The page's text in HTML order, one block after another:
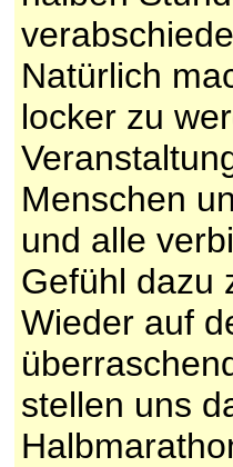
Natürlich
locker zu
Menschen
und alle
Gefühl dazu
Wieder auf
stellen uns